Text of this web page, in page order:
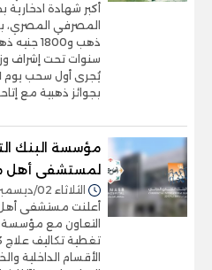
أكبر شهادة ادخارية
سنوات تحت إشراف
بجوائز ذهبية مع
مؤسسة البنك
لمستشفى أهل
الثلاثاء 02/ديسمبر/2025 - 04:41 م
أعلنت مستشفى
التعاون مع مؤسسة
الأقسام الداخلية